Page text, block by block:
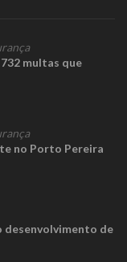
multas que
no Porto Pereira
desenvolvimento de